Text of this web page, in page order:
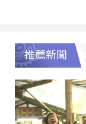
推薦新聞